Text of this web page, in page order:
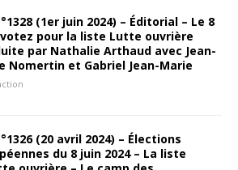
(1er juin 2024) – Éditorial – Le 8
pour la liste Lutte ouvrière
par Nathalie Arthaud avec Jean-
Nomertin et Gabriel Jean-Marie
(20 avril 2024) – Élections
du 8 juin 2024 – La liste